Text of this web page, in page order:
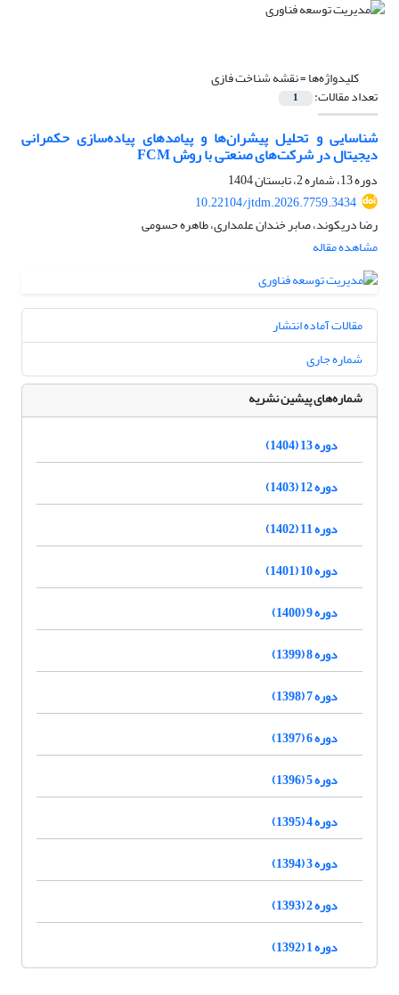
کلیدواژه‌ها =نقشه شناخت فازی
تعداد مقالات: 1
شناسایی و تحلیل پیشران‌ها و پیامدهای پیاده‌سازی حکمرانی
دیجیتال در شرکت‌های صنعتی با روش FCM
دوره 13، شماره 2، تابستان 1404
10.22104/jtdm.2026.7759.3434
رضا دریکوند، صابر خندان علمداری، طاهره حسومی
مشاهده مقاله
مقالات آماده انتشار
شماره جاری
شماره‌های پیشین نشریه
دوره 13 (1404)
دوره 12 (1403)
دوره 11 (1402)
دوره 10 (1401)
دوره 9 (1400)
دوره 8 (1399)
دوره 7 (1398)
دوره 6 (1397)
دوره 5 (1396)
دوره 4 (1395)
دوره 3 (1394)
دوره 2 (1393)
دوره 1 (1392)